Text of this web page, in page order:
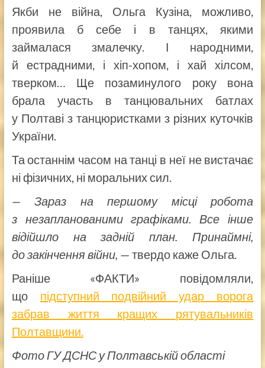
Якби не війна, Ольга Кузіна, можливо,
проявила б себе і в танцях, якими
займалася змалечку. І народними,
й естрадними, і хіп-хопом, і хай хілсом,
тверком… Ще позаминулого року вона
брала участь в танцювальних батлах
у Полтаві з танцюристками з різних куточків
України.
Та останнім часом на танці в неї не вистачає
ні фізичних, ні моральних сил.
— Зараз на першому місці робота
з незапланованими графіками. Все інше
відійшло на задній план. Принаймні,
до закінчення війни, — твердо каже Ольга.
Раніше «ФАКТИ» повідомляли,
що підступний подвійний удар ворога
забрав життя кращих рятувальників
Полтавщини.
Фото ГУ ДСНС у Полтавській області